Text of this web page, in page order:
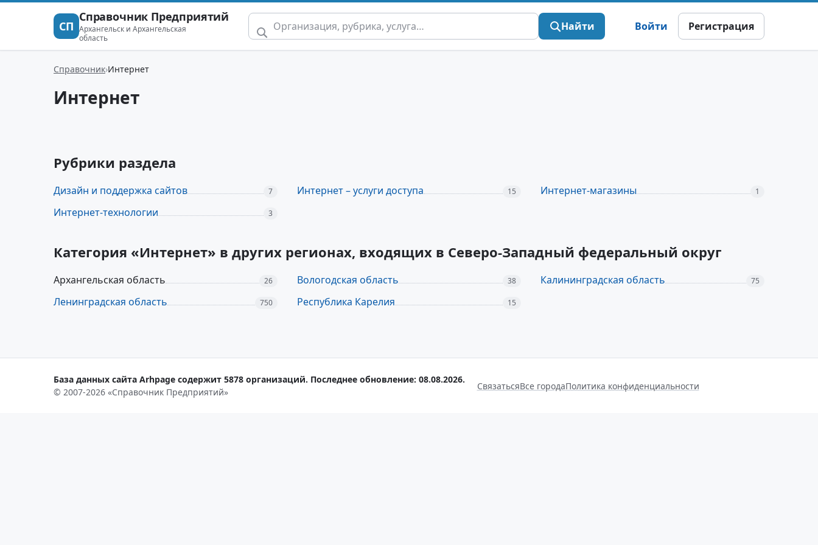
СП
Справочник Предприятий
Архангельск и Архангельская
область
Найти Войти Регистрация
Справочник Интернет
Интернет
Рубрики раздела
Дизайн и поддержка сайтов 7 Интернет – услуги доступа 15 Интернет-магазины 1
Интернет-технологии 3
Категория «Интернет» в других регионах, входящих в Северо-Западный федеральный округ
Архангельская область 26 Вологодская область 38 Калининградская область 75
Ленинградская область 750 Республика Карелия 15
База данных сайта Arhpage содержит 5878 организаций. Последнее обновление: 08.08.2026.
© 2007-2026 «Справочник Предприятий»
СвязатьсяВсе городаПолитика конфиденциальности